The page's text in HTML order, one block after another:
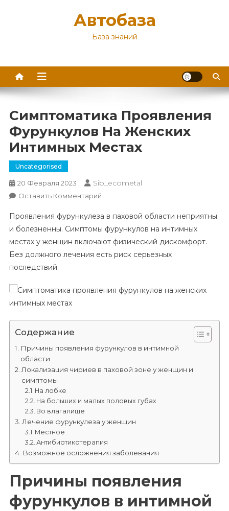
Автобаза
База знаний
Симптоматика Проявления
Фурункулов На Женских
Интимных Местах
Uncategorised
20 Февраля 2023 Sib_ecometal
Оставить КомментарийК
Проявления
Фурункулов
На
Женских
Проявления фурункулеза в паховой области неприятны
и болезненны. Симптомы фурункулов на интимных
местах у женщин включают физический дискомфорт.
Без должного лечения есть риск серьезных
последствий.
Содержание
Причины появления фурункулов в интимной
области
Локализация чириев в паховой зоне у женщин и
симптомы
На лобке
На больших и малых половых губах
Во влагалище
Лечение фурункулеза у женщин
Местное
Антибиотикотерапия
Возможное осложнения заболевания
Причины появления
фурункулов в интимной